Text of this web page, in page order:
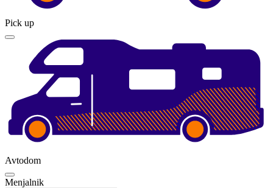
Pick up
Avtodom
Menjalnik